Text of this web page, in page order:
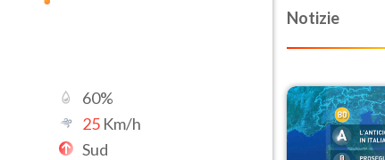
60%
25 Km/h
Sud
Notizie